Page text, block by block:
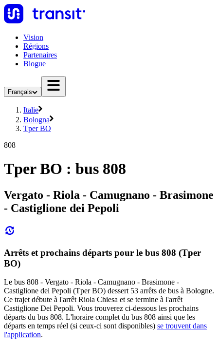
Vision
Régions
Partenaires
Blogue
Français
Italie
Bologna
Tper BO
808
Tper BO : bus 808
Vergato - Riola - Camugnano - Brasimone
- Castiglione dei Pepoli
Arrêts et prochains départs pour le bus 808 (Tper
BO)
Le bus 808 - Vergato - Riola - Camugnano - Brasimone -
Castiglione dei Pepoli (Tper BO) dessert 53 arrêts de bus à Bologne.
Ce trajet débute à l'arrêt Riola Chiesa et se termine à l'arrêt
Castiglione Dei Pepoli. Vous trouverez ci-dessous les prochains
départs du bus 808. L'horaire complet du bus 808 ainsi que les
départs en temps réel (si ceux-ci sont disponibles) se trouvent dans
l'application.